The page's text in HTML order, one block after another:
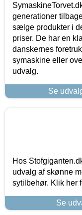
generationer
sælge produkter i
priser. De har en
danskernes
symaskine eller
udvalg.
Se
Hos
udvalg af skønne
sytilbehør. Klik her
Se